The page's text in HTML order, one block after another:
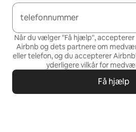
telefonnummer
Når du vælger "Få hjælp",
Airbnb og dets partnere om
eller telefon, og du accepterer
yderligere vilkår for
Få hjælp